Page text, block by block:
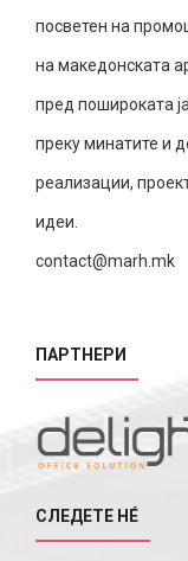
посветен на
на македонската
пред пошироката
преку минатите и
реализации,
идеи.
contact@marh.mk
ПАРТНЕРИ
СЛЕДЕТЕ НÉ